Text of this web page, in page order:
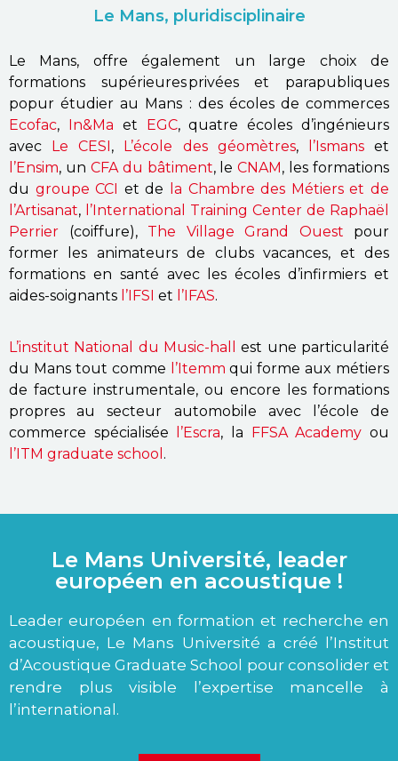
Le Mans, pluridisciplinaire
Le Mans, offre également un large choix de
formations supérieures privées et parapubliques
popur étudier au Mans : des écoles de commerces
Ecofac, In&Ma et EGC, quatre écoles d’ingénieurs
avec Le CESI, L’école des géomètres, l’Ismanset
l’Ensim, un CFA du bâtiment, le CNAM, les formations
du groupe CCI et de
la Chambre des Métiers et de
l’Artisanat, l’International Training Center de Raphaël
Perrier (coiffure), The Village Grand Ouest pour
former les animateurs de clubs vacances, et des
formations en santé avec les écoles d’infirmiers et
aides-soignants l’IFSI et l’IFAS.
L’institut National du Music-hall
est une particularité
du Mans tout comme
l’Itemm qui forme aux métiers
de facture instrumentale, ou encore les formations
propres au secteur automobile avec l’école de
commerce spécialisée
l’Escra, la FFSA Academy ou
l’ITM graduate school .
Le Mans Université, leader
européen en acoustique !
Leader européen en formation et recherche en
acoustique, Le Mans Université a créé l’Institut
d’Acoustique Graduate School pour consolider et
rendre plus visible l’expertise mancelle à
l’international.